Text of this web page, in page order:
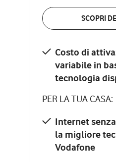
SCOPRI
Costo di
variabile in
tecnologia
PER LA TUA CASA:
Internet
la migliore
Vodafone
Costo
PER LA TUA
Internet
la
Modem